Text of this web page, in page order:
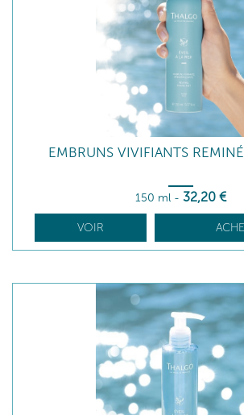
EMBRUNS VIVIFIANTS
150 ml - 32,20 €
VOIR